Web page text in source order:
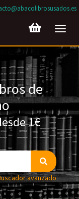
de
1€
avanzado